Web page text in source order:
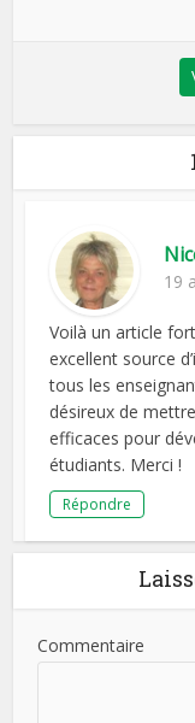
19
Voilà un article
excellent source
tous les
désireux de
efficaces pour
étudiants. Merci !
Répondre
Commentaire